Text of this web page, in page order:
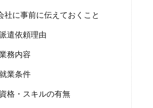
社に事前に伝えておくこと
遣依頼理由
務内容
業条件
格・スキルの有無